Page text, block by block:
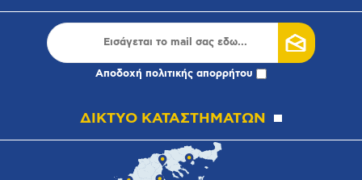
Αποδοχή πολιτικής απορρήτου
ΔΙΚΤΥΟ ΚΑΤΑΣΤΗΜΑΤΩΝ